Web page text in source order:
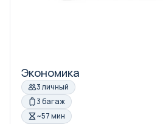
Экономика
3 личный
3 багаж
~57 мин